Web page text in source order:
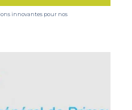
innovantes pour nos